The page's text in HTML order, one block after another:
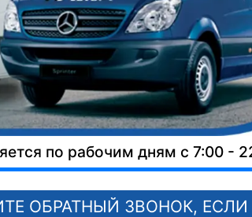
по рабочим дням с 7:00 -
ОБРАТНЫЙ ЗВОНОК,